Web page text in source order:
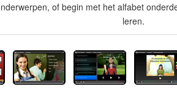
of begin met het alfabet
leren.